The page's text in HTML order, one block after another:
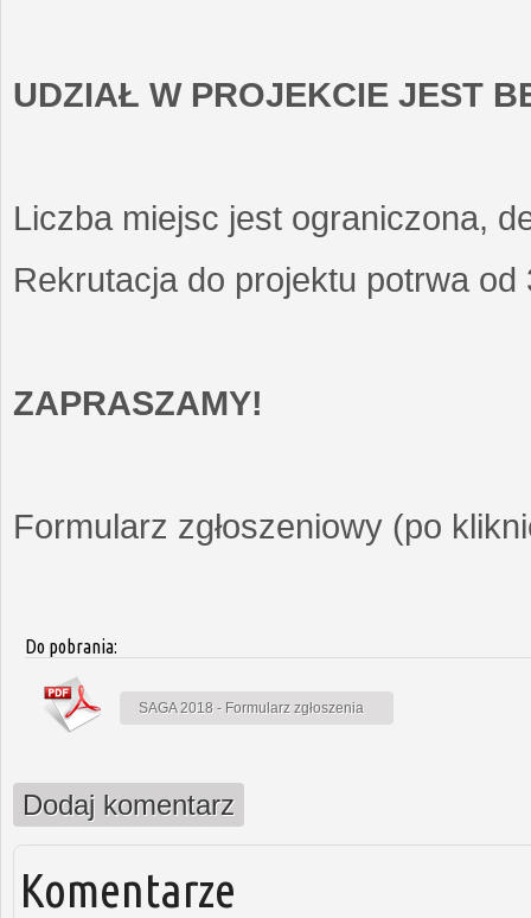
UDZIAŁ W PROJEKCIE JEST
Liczba miejsc jest ograniczona,
Rekrutacja do projektu potrwa
ZAPRASZAMY!
Formularz zgłoszeniowy (po
Do pobrania:
SAGA 2018 - Formularz zgłoszenia
Dodaj komentarz
Komentarze